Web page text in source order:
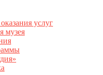
услуг
музея